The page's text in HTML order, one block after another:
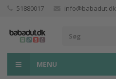
51880017 info@babadut.dk
MENU